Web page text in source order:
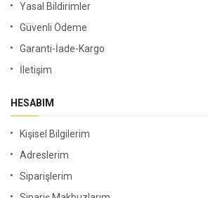
Yasal Bildirimler
Güvenli Ödeme
Garanti-İade-Kargo
İletişim
HESABIM
Kişisel Bilgilerim
Adreslerim
Siparişlerim